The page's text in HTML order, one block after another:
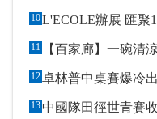
10
11 【百家廊】一碗清
12卓林普中桌賽爆冷
13 中國隊田徑世青賽